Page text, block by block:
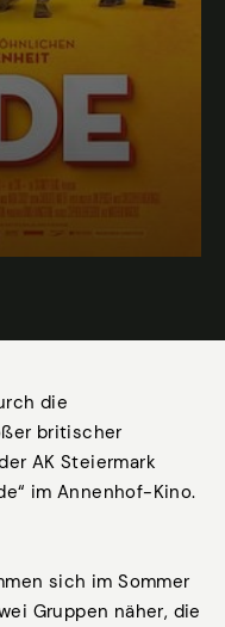
die
britischer
AK Steiermark
im Annenhof-Kino.
sich im Sommer
Gruppen näher, die